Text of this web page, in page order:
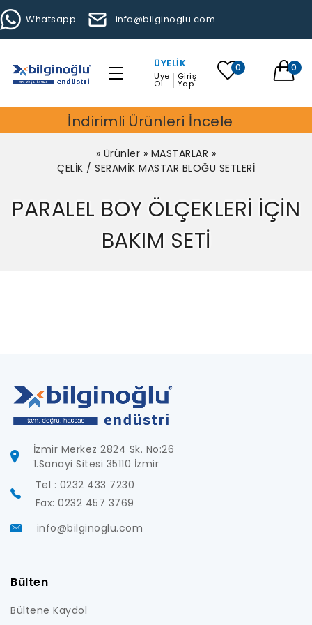
Whatsapp info@bilginoglu.com
ÜYELIK
Üye
Ol
Giriş
Yap
0 0
İndirimli Ürünleri İncele
» Ürünler » MASTARLAR »
ÇELİK / SERAMİK MASTAR BLOĞU SETLERİ
PARALEL BOY ÖLÇEKLERİ İÇİN
BAKIM SETİ
İzmir Merkez 2824 Sk. No:26
1.Sanayi Sitesi 35110 İzmir
Tel : 0232 433 7230
Fax: 0232 457 3769
info@bilginoglu.com
Bülten
Bültene Kaydol